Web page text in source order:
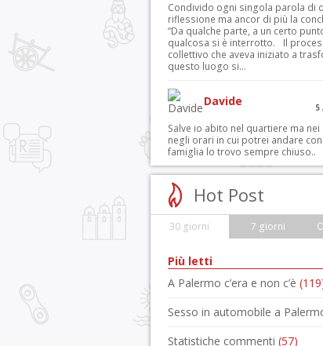
Condivido ogni singola parola di
riflessione ma ancor di più la
“Da qualche parte, a un certo
qualcosa si è interrotto. Il
collettivo che aveva iniziato a
questo luogo si...
Davide
5
Salve io abito nel quartiere ma
negli orari in cui potrei andare
famiglia lo trovo sempre chiuso..
Hot Post
30 giorni 7 giorni
Più letti
A Palermo c’era e non c’è
Sesso in automobile a
Statistiche commenti (57)